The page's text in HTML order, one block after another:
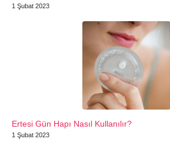
1 Şubat 2023
Ertesi Gün Hapı Nasıl Kullanılır?
1 Şubat 2023